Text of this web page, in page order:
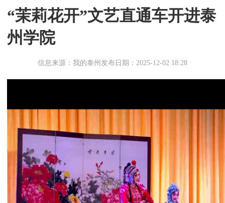
“茉莉花开”文艺直通车开进泰
州学院
信息来源：我的泰州 发布日期：2025-12-02 18:28